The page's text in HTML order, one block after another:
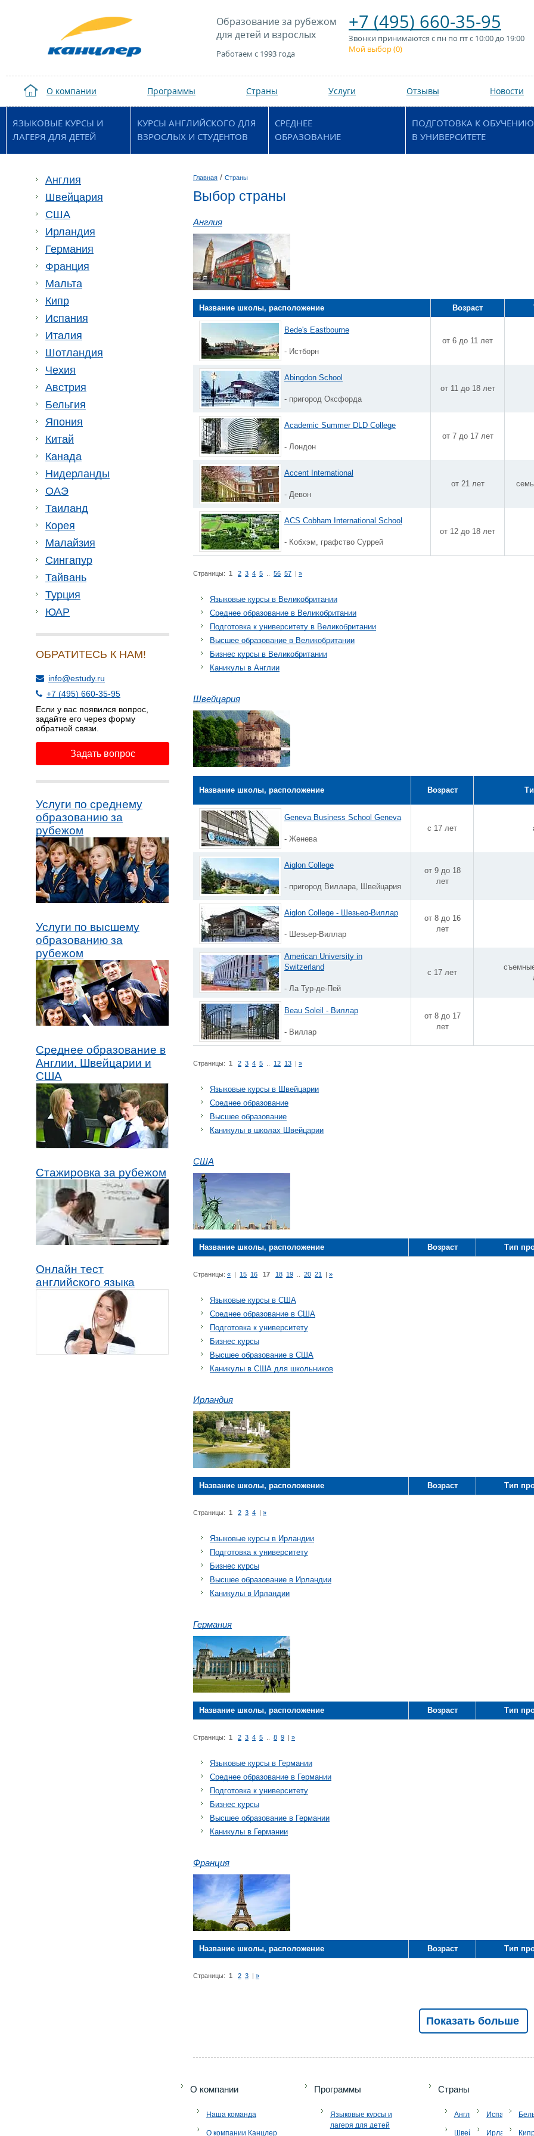
Образование за рубежом
для детей и взрослых
Работаем с 1993 года
+7 (495) 660-35-95
Звонки принимаются с пн по пт с 10:00 до 19:00
Мой выбор (0)
О компании Программы Страны Услуги Отзывы Новости
ЯЗЫКОВЫЕ КУРСЫ И
ЛАГЕРЯ ДЛЯ ДЕТЕЙ
КУРСЫ АНГЛИЙСКОГО ДЛЯ
ВЗРОСЛЫХ И СТУДЕНТОВ
СРЕДНЕЕ
ОБРАЗОВАНИЕ
ПОДГОТОВКА К ОБУЧЕНИЮ
В УНИВЕРСИТЕТЕ
Англия
Швейцария
США
Ирландия
Германия
Франция
Мальта
Кипр
Испания
Италия
Шотландия
Чехия
Австрия
Бельгия
Япония
Китай
Канада
Нидерланды
ОАЭ
Таиланд
Корея
Малайзия
Сингапур
Тайвань
Турция
ЮАР
ОБРАТИТЕСЬ К НАМ!
info@estudy.ru
+7 (495) 660-35-95
Если у вас появился вопрос,
задайте его через форму
обратной связи.
Задать вопрос
Услуги по среднему
образованию за
рубежом
Услуги по высшему
образованию за
рубежом
Среднее образование в
Англии, Швейцарии и
США
Стажировка за рубежом
Онлайн тест
английского языка
Главная / Страны
Выбор страны
Англия
Название школы, расположение Возраст
Bede's Eastbourne
- Истборн
от 6 до 11 лет
Abingdon School
- пригород Оксфорда
от 11 до 18 лет
Academic Summer DLD College
- Лондон
от 7 до 17 лет
Accent International
- Девон
от 21 лет
ACS Cobham International School
- Кобхэм, графство Суррей
от 12 до 18 лет
Страницы: 1 2 3 4 5 56 57 | »
Языковые курсы в Великобритании
Среднее образование в Великобритании
Подготовка к университету в Великобритании
Высшее образование в Великобритании
Бизнес курсы в Великобритании
Каникулы в Англии
Швейцария
Название школы, расположение Возраст
Geneva Business School Geneva
- Женева
с 17 лет
Aiglon College
- пригород Виллара, Швейцария
от 9 до 18
лет
Aiglon College - Шезьер-Виллар
- Шезьер-Виллар
от 8 до 16
лет
American University in
Switzerland
- Ла Тур-де-Пей
с 17 лет
Beau Soleil - Виллар
- Виллар
от 8 до 17
лет
Страницы: 1 2 3 4 5 12 13 | »
Языковые курсы в Швейцарии
Среднее образование
Высшее образование
Каникулы в школах Швейцарии
США
Название школы, расположение Возраст Тип
Страницы: « | 15 16 17 18 19 20 21 | »
Языковые курсы в США
Среднее образование в США
Подготовка к университету
Бизнес курсы
Высшее образование в США
Каникулы в США для школьников
Ирландия
Название школы, расположение Возраст Тип
Страницы: 1 2 3 4 | »
Языковые курсы в Ирландии
Подготовка к университету
Бизнес курсы
Высшее образование в Ирландии
Каникулы в Ирландии
Германия
Название школы, расположение Возраст Тип
Страницы: 1 2 3 4 5 8 9 | »
Языковые курсы в Германии
Среднее образование в Германии
Подготовка к университету
Бизнес курсы
Высшее образование в Германии
Каникулы в Германии
Франция
Название школы, расположение Возраст Тип
Страницы: 1 2 3 | »
Показать больше
+7
O компании
Наша команда
О компании Канцлер
Программы
Языковые курсы и
лагеря для детей
Страны
Англия
Швейцария
Испания
ИрландияКипр